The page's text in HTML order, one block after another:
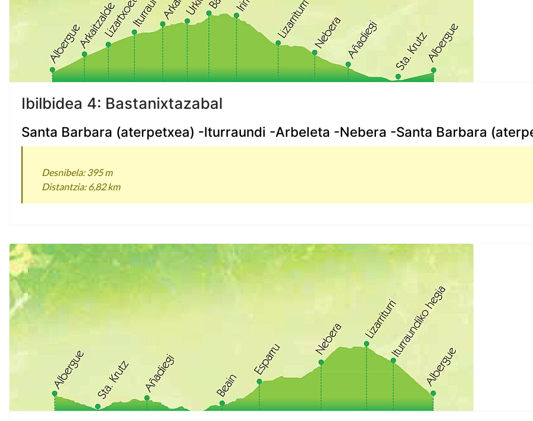
Ibilbidea 4: Bastanixtazabal
Santa Barbara (aterpetxea) -Iturraundi -Arbeleta -Nebera -Santa Barbara
Desnibela: 395 m
Distantzia: 6,82 km